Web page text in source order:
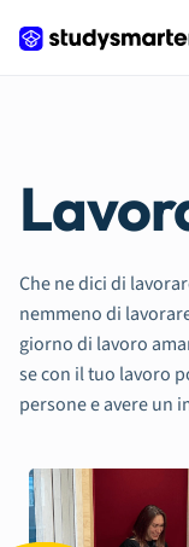
Che ne dici di
nemmeno di
giorno di lavoro
se con il tuo lavoro
persone e avere un